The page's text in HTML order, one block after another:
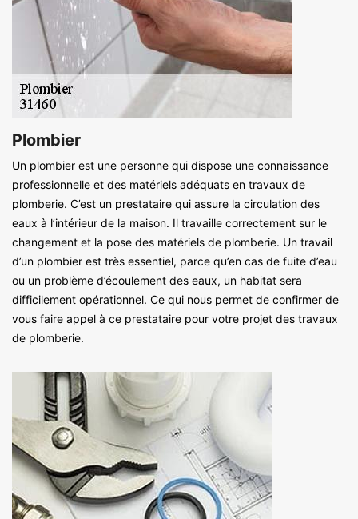
Plombier
Un plombier est une personne qui dispose une connaissance
professionnelle et des matériels adéquats en travaux de
plomberie. C’est un prestataire qui assure la circulation des
eaux à l’intérieur de la maison. Il travaille correctement sur le
changement et la pose des matériels de plomberie. Un travail
d’un plombier est très essentiel, parce qu’en cas de fuite d’eau
ou un problème d’écoulement des eaux, un habitat sera
difficilement opérationnel. Ce qui nous permet de confirmer de
vous faire appel à ce prestataire pour votre projet des travaux
de plomberie.